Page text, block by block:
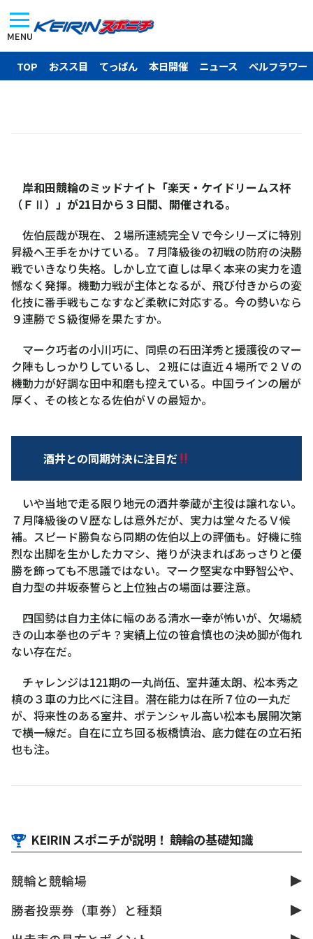
MENU
TOP おスス目 てっぱん 本日開催 ニュース ベルフラワー
岸和田競輪のミッドナイト「楽天・ケイドリームス杯
（ＦⅡ）」が21日から３日間、開催される。
佐伯辰哉が現在、２場所連続完全Ｖで今シリーズに特別
昇級へ王手をかけている。７月降級後の初戦の防府の決勝
戦でいきなり失格。しかし立て直しは早く本来の実力を遺
憾なく発揮。機動力戦が主体となるが、飛び付きからの変
化技に番手戦もこなすなど柔軟に対応する。今の勢いなら
９連勝でＳ級復帰を果たすか。
マーク巧者の小川巧に、同県の石田洋秀と援護役のマー
ク陣もしっかりしているし、２班には直近４場所で２Ｖの
機動力が好調な田中和磨も控えている。中国ラインの層が
厚く、その核となる佐伯がＶの最短か。
酒井との同期対決に注目だ
いや当地で走る限り地元の酒井拳蔵が主役は譲れない。
７月降級後のＶ歴なしは意外だが、実力は堂々たるＶ候
補。スピード勝負なら同期の佐伯以上の評価も。好機に強
烈な出脚を生かしたカマシ、捲りが決まればあっさりと優
勝を飾っても不思議ではない。マーク堅実な中野智公や、
自力型の井坂泰誓らと上位独占の場面は要注意。
四国勢は自力主体に幅のある清水一幸が怖いが、欠場続
きの山本拳也のデキ？実績上位の笹倉慎也の決め脚が侮れ
ない存在だ。
チャレンジは121期の一丸尚伍、室井蓮太朗、松本秀之
槙の３車の力比べに注目。潜在能力は在所７位の一丸だ
が、将来性のある室井、ポテンシャル高い松本も展開次第
で横一線だ。自在に立ち回る板橋慎治、底力健在の立石拓
也も注。
KEIRIN スポニチが説明！ 競輪の基礎知識
競輪と競輪場
勝者投票券（車券）と種類